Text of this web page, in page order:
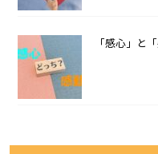
「感心」と